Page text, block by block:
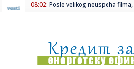
08:02: Posle velikog neuspeha
08:00:Šta Tesla ne želi da javnost
bezbednosti ...